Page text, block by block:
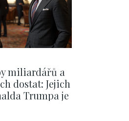
miliardářů a
dostat: Jejich
Trumpa je